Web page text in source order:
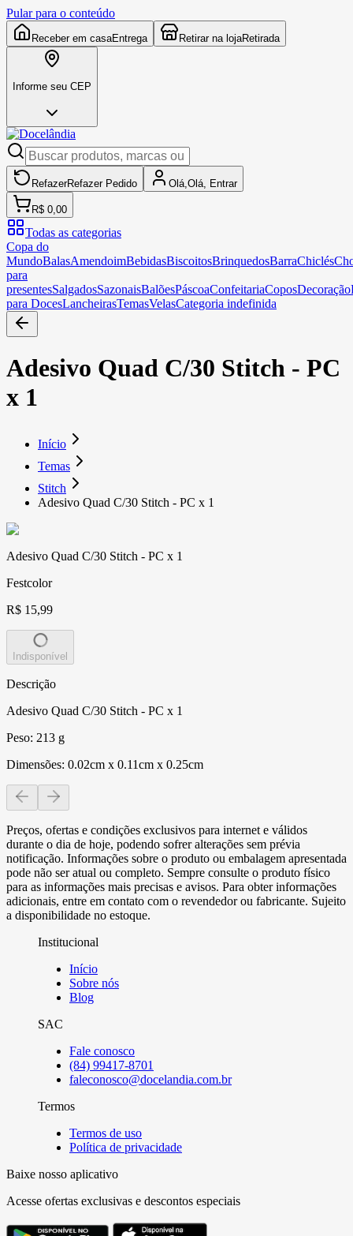
Pular para o conteúdo
Receber em casaEntrega Retirar na lojaRetirada
Informe seu CEP
RefazerRefazer Pedido Olá, Olá, Entrar
R$ 0,00
Todas as categorias
Copa do
MundoBalasAmendoimBebidasBiscoitosBrinquedosBarraChiclés
para
presentesSalgadosSazonaisBalõesPáscoaConfeitariaCoposDecoração
para DocesLancheirasTemasVelasCategoria indefinida
Adesivo Quad C/30 Stitch - PC
x 1
Início
Temas
Stitch
Adesivo Quad C/30 Stitch - PC x 1
Adesivo Quad C/30 Stitch - PC x 1
Festcolor
R$ 15,99
Indisponível
Descrição
Adesivo Quad C/30 Stitch - PC x 1
Peso: 213 g
Dimensões: 0.02cm x 0.11cm x 0.25cm
Preços, ofertas e condições exclusivos para internet e válidos
durante o dia de hoje, podendo sofrer alterações sem prévia
notificação. Informações sobre o produto ou embalagem apresentada
pode não ser atual ou completo. Sempre consulte o produto físico
para as informações mais precisas e avisos. Para obter informações
adicionais, entre em contato com o revendedor ou fabricante. Sujeito
a disponibilidade no estoque.
Institucional
Início
Sobre nós
Blog
SAC
Fale conosco
(84) 99417-8701
faleconosco@docelandia.com.br
Termos
Termos de uso
Política de privacidade
Baixe nosso aplicativo
Acesse ofertas exclusivas e descontos especiais